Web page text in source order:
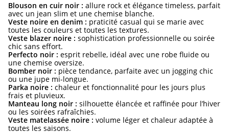
Blouson en cuir noir : allure rock et élégance timeless, parfait
avec un jean slim et une chemise blanche.
Veste noire en denim : praticité casual qui se marie avec
toutes les couleurs et toutes les textures.
Veste blazer noire : sophistication professionnelle ou soirée
chic sans effort.
Perfecto noir : esprit rebelle, idéal avec une robe fluide ou
une chemise oversize.
Bomber noir : pièce tendance, parfaite avec un jogging chic
ou une jupe mi-longue.
Parka noire : chaleur et fonctionnalité pour les jours plus
frais et pluvieux.
Manteau long noir : silhouette élancée et raffinée pour l’hiver
ou les soirées rafraîchies.
Veste matelassée noire : volume léger et chaleur adaptée à
toutes les saisons.